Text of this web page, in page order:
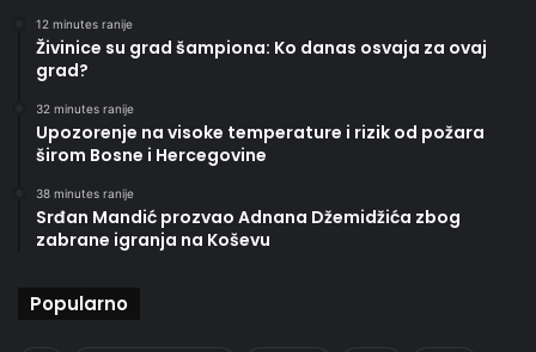
12 minutes ranije
Živinice su grad šampiona: Ko danas osvaja za ovaj
grad?
32 minutes ranije
Upozorenje na visoke temperature i rizik od požara
širom Bosne i Hercegovine
38 minutes ranije
Srđan Mandić prozvao Adnana Džemidžića zbog
zabrane igranja na Koševu
Popularno